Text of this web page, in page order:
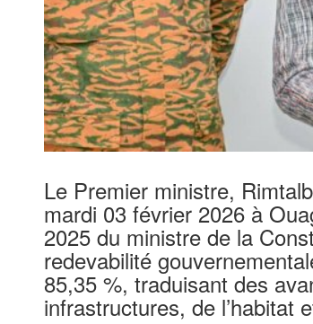
Le Premier ministre,
mardi 03 février 2026 à
2025 du ministre de la
redevabilité
85,35 %, traduisant des
infrastructures, de l’habitat